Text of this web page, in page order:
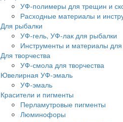
УФ-полимеры для трещин и
Расходные материалы и
Для рыбалки
УФ-гель, УФ-лак для рыбалки
Инструменты и материалы
Для творчества
УФ-смола для творчества
Ювелирная УФ-эмаль
УФ-эмаль
Красители и пигменты
Перламутровые пигменты
Люминофоры